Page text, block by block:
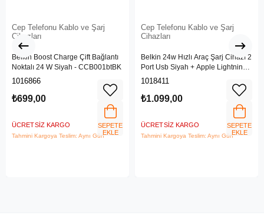
Cep Telefonu Kablo ve Şarj
Cihazları
Belkin Boost Charge Çift Bağlantı
Noktalı 24 W Siyah - CCB001btBK
1016866
₺699,00
ÜCRETSIZ KARGO
Tahmini Kargoya Teslim: Aynı Gün
SEPETE
EKLE
Cep Telefonu Kablo ve Şarj
Cihazları
Belkin 24w Hızlı Araç Şarj Cihazı 2
Port Usb Siyah + Apple Lightning
Kablo
1018411
₺1.099,00
ÜCRETSIZ KARGO
Tahmini Kargoya Teslim: Aynı Gün
SEPETE
EKLE